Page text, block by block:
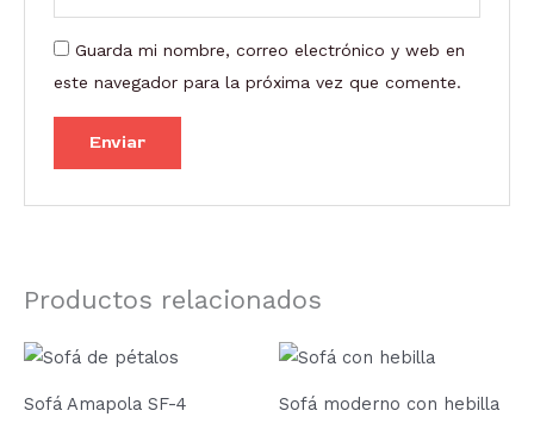
Guarda mi nombre, correo electrónico y web en
este navegador para la próxima vez que comente.
Productos relacionados
Sofá Amapola SF-4
Sofá moderno con hebilla